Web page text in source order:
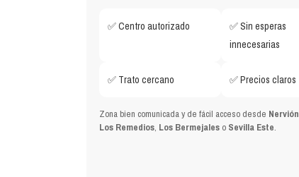
✅ Centro autorizado
✅ Sin esperas
innecesarias
✅ Trato cercano ✅ Precios claros
Zona bien comunicada y de fácil acceso desde Nervión
Los Remedios, Los Bermejales o Sevilla Este.